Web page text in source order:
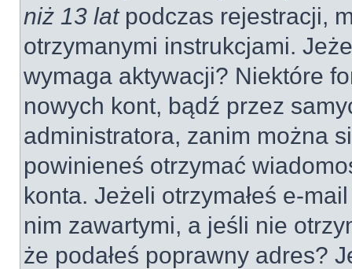
niż 13 latpodczas rejestracji,
otrzymanymi instrukcjami.
wymaga aktywacji? Niektóre
nowych kont, bądź przez
administratora, zanim można
powinieneś otrzymać
konta. Jeżeli otrzymałeś e-
nim zawartymi, a jeśli nie
że podałeś poprawny adres?